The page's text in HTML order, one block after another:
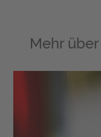
Mehr über